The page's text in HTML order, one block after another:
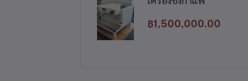
฿1,500,000.00